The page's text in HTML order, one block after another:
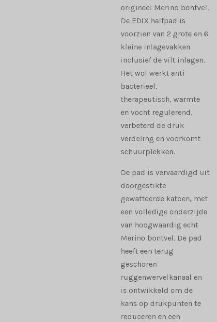
origineel Merino bontvel.
De EDIX halfpad is
voorzien van 2 grote en 6
kleine inlagevakken
inclusief de vilt inlagen.
Het wol werkt anti
bacterieel,
therapeutisch, warmte
en vocht regulerend,
verbeterd de druk
verdeling en voorkomt
schuurplekken.
De pad is vervaardigd uit
doorgestikte
gewatteerde katoen, met
een volledige onderzijde
van hoogwaardig echt
Merino bontvel. De pad
heeft een terug
geschoren
ruggenwervelkanaal en
is ontwikkeld om de
kans op drukpunten te
reduceren en een